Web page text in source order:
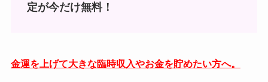
定が今だけ無料！
金運を上げて大きな臨時収入やお金を貯めたい方へ。